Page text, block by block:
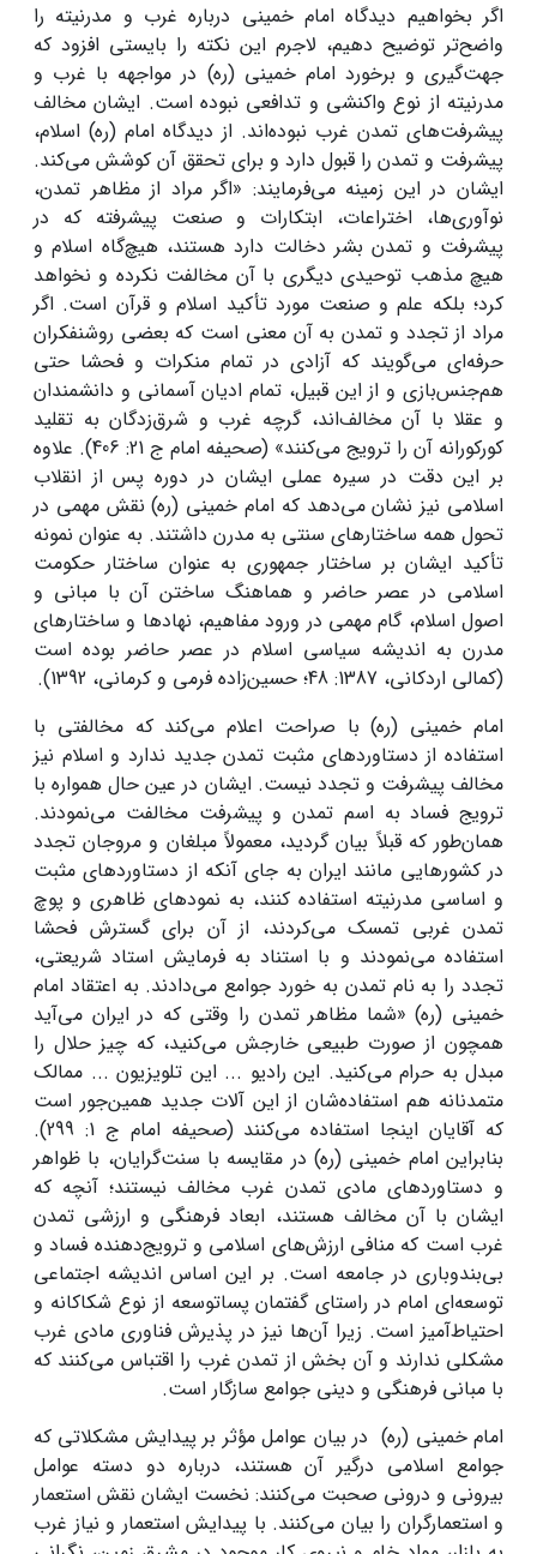
اگر بخواهیم دیدگاه امام خمینی درباره غرب و مدرنیته را
واضح‌تر توضیح دهیم، لاجرم این نکته را بایستی افزود که
جهت‌گیری و برخورد امام خمینی (ره) در مواجهه با غرب و
مدرنیته از نوع واکنشی و تدافعی نبوده است. ایشان مخالف
پیشرفت‌های تمدن غرب نبوده‌اند. از دیدگاه امام (ره) اسلام،
پیشرفت و تمدن را قبول دارد و برای تحقق آن کوشش می‌کند.
ایشان در این زمینه می‌فرمایند: «اگر مراد از مظاهر تمدن،
نوآوری‌ها، اختراعات، ابتکارات و صنعت پیشرفته که در
پیشرفت و تمدن بشر دخالت دارد هستند، هیچ‌گاه اسلام و
هیچ مذهب توحیدی دیگری با آن مخالفت نکرده و نخواهد
کرد؛ بلکه علم و صنعت مورد تأکید اسلام و قرآن است. اگر
مراد از تجدد و تمدن به آن معنی است که بعضی روشنفکران
حرفه‌ای می‌گویند که آزادی در تمام منکرات و فحشا حتی
هم‌جنس‌بازی و از این قبیل، تمام ادیان آسمانی و دانشمندان
و عقلا با آن مخالف‌اند، گرچه غرب و شرق‌زدگان به تقلید
کورکورانه آن را ترویج می‌کنند» (صحیفه امام ج 21: 406). علاوه
بر این دقت در سیره عملی ایشان در دوره پس از انقلاب
اسلامی نیز نشان می‌دهد که امام خمینی (ره) نقش مهمی در
تحول همه ساختارهای سنتی به مدرن داشتند. به عنوان نمونه
تأکید ایشان بر ساختار جمهوری به عنوان ساختار حکومت
اسلامی در عصر حاضر و هماهنگ ساختن آن با مبانی و
اصول اسلام، گام مهمی در ورود مفاهیم، نهادها و ساختارهای
مدرن به اندیشه سیاسی اسلام در عصر حاضر بوده است
(کمالی اردکانی، 1387: 48؛ حسین‌زاده‌ فرمی و کرمانی، 1392).
امام خمینی (ره) با صراحت اعلام می‌کند که مخالفتی با
استفاده از دستاوردهای مثبت تمدن جدید ندارد و اسلام نیز
مخالف پیشرفت و تجدد نیست. ایشان در عین حال همواره با
ترویج فساد به اسم تمدن و پیشرفت مخالفت می‌نمودند.
همان‌طور که قبلاً بیان گردید، معمولاً مبلغان و مروجان تجدد
در کشورهایی مانند ایران به جای آنکه از دستاوردهای مثبت
و اساسی مدرنیته استفاده کنند، به نمودهای ظاهری و پوچ
تمدن غربی تمسک می‌کردند، از آن برای گسترش فحشا
استفاده می‌نمودند و با استناد به فرمایش استاد شریعتی،
تجدد را به نام تمدن به خورد جوامع می‌دادند. به اعتقاد امام
خمینی (ره) «شما مظاهر تمدن را وقتی که در ایران می‌آید
همچون از صورت طبیعی خارجش می‌کنید، که چیز حلال را
مبدل به حرام می‌کنید. این رادیو ... این تلویزیون ... ممالک
متمدنانه هم استفاده‌شان از این آلات جدید همین‌جور است
که آقایان اینجا استفاده می‌کنند (صحیفه امام ج 1: 299).
بنابراین امام خمینی (ره) در مقایسه با سنت‌گرایان، با ظواهر
و دستاوردهای مادی تمدن غرب مخالف نیستند؛ آنچه که
ایشان با آن مخالف هستند، ابعاد فرهنگی و ارزشی تمدن
غرب است که منافی ارزش‌های اسلامی و ترویج‌دهنده فساد و
بی‌بندوباری در جامعه است. بر این اساس اندیشه اجتماعی
توسعه‌ای امام در راستای گفتمان پساتوسعه از نوع شکاکانه و
احتیاط‌آمیز است. زیرا آن‌ها نیز در پذیرش فناوری مادی غرب
مشکلی ندارند و آن بخش از تمدن غرب را اقتباس می‌کنند که
با مبانی فرهنگی و دینی جوامع سازگار است.
امام خمینی (ره) در بیان عوامل مؤثر بر پیدایش مشکلاتی که
جوامع اسلامی درگیر آن هستند، درباره دو دسته عوامل
بیرونی و درونی صحبت می‌کنند: نخست ایشان نقش استعمار
و استعمارگران را بیان می‌کنند. با پیدایش استعمار و نیاز غرب